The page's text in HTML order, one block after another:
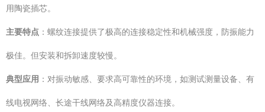
用陶瓷插芯。
主要特点 ：螺纹连接提供了极高的连接稳定性和机械强度，防振能力
极佳。但安装和拆卸速度较慢。
典型应用 ：对振动敏感、要求高可靠性的环境，如测试测量设备、有
线电视网络、长途干线网络及高精度仪器连接。